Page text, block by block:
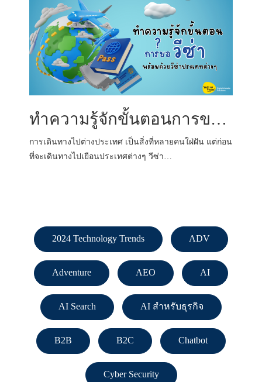
ทำความรู้จักขั้นตอนการขอวีซ่า พร้อมด้วยวีซ่าประเภทต่างๆ
การเดินทางไปต่างประเทศ เป็นสิ่งที่หลายคนใฝ่ฝัน แต่ก่อน
ที่จะเดินทางไปเยือนประเทศต่างๆ วีซ่า…
2024 Technology Trends ADV
Adventure AEO AI
AI Search AI สำหรับธุรกิจ
B2B B2C Chatbot
Cyber Security